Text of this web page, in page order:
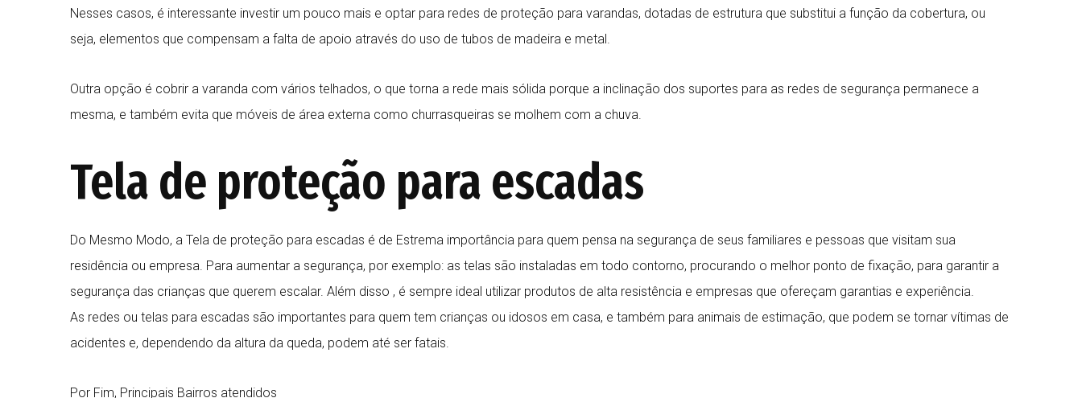
Nesses casos, é interessante investir um pouco mais e optar para redes de proteção para varandas, dotadas de estrutura que substitui a função da cobertura, ou
seja, elementos que compensam a falta de apoio através do uso de tubos de madeira e metal.
Outra opção é cobrir a varanda com vários telhados, o que torna a rede mais sólida porque a inclinação dos suportes para as redes de segurança permanece a
mesma, e também evita que móveis de área externa como churrasqueiras se molhem com a chuva.
Tela de proteção para escadas
Do Mesmo Modo, a Tela de proteção para escadas é de Estrema importância para quem pensa na segurança de seus familiares e pessoas que visitam sua
residência ou empresa. Para aumentar a segurança, por exemplo: as telas são instaladas em todo contorno, procurando o melhor ponto de fixação, para garantir a
segurança das crianças que querem escalar. Além disso , é sempre ideal utilizar produtos de alta resistência e empresas que ofereçam garantias e experiência.
As redes ou telas para escadas são importantes para quem tem crianças ou idosos em casa, e também para animais de estimação, que podem se tornar vítimas de
acidentes e, dependendo da altura da queda, podem até ser fatais.
Por Fim, Principais Bairros atendidos